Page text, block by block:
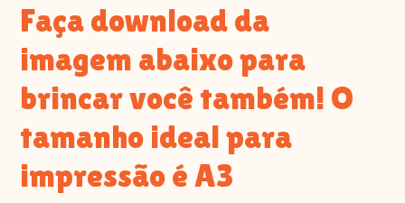
Faça download da
imagem abaixo para
brincar você também! O
tamanho ideal para
impressão é A3